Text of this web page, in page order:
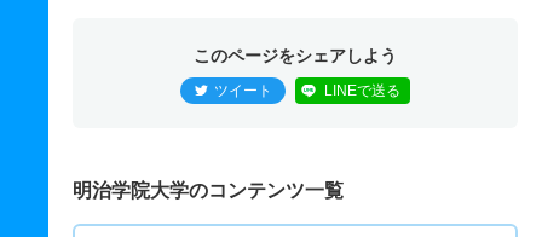
このページをシェアしよう
ツイート LINEで送る
明治学院大学のコンテンツ一覧